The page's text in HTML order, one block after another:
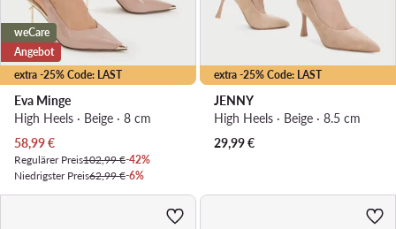
extra -25% Code: LAST
weCare
Angebot
Eva Minge
High Heels · Beige · 8 cm
Aktueller Preis
58,99€
Regulärer Preis102,99 €-42%
Niedrigster Preis62,99 €-6%
extra -25% Code: LAST
JENNY
High Heels · Beige · 8.5 cm
29,99€